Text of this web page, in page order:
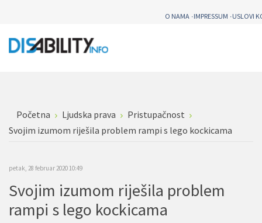
O NAMA IMPRESSUM USLOVI
Početna Ljudska prava
Pristupačnost
Svojim izumom riješila problem rampi s lego kockicama
petak, 28 februar 2020 10:49
Svojim izumom riješila problem
rampi s lego kockicama